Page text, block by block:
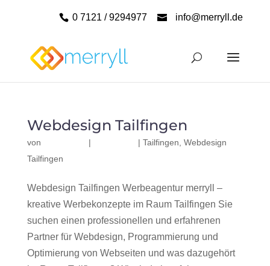
0 7121 / 9294977 info@merryll.de
Webdesign Tailfingen
von | | Tailfingen Webdesign
Tailfingen
Webdesign Tailfingen Werbeagentur merryll –
kreative Werbekonzepte im Raum Tailfingen Sie
suchen einen professionellen und erfahrenen
Partner für Webdesign, Programmierung und
Optimierung von Webseiten und was dazugehört